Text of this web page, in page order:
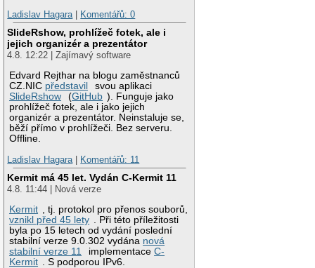
Ladislav Hagara | Komentářů: 0
SlideRshow, prohlížeč fotek, ale i
jejich organizér a prezentátor
4.8. 12:22 | Zajímavý software
Edvard Rejthar na blogu zaměstnanců
CZ.NIC představil
svou aplikaci
SlideRshow
(GitHub ). Funguje jako
prohlížeč fotek, ale i jako jejich
organizér a prezentátor. Neinstaluje se,
běží přímo v prohlížeči. Bez serveru.
Offline.
Ladislav Hagara | Komentářů: 11
Kermit má 45 let. Vydán C-Kermit 11
4.8. 11:44 | Nová verze
Kermit , tj. protokol pro přenos souborů,
vznikl před 45 lety . Při této příležitosti
byla po 15 letech od vydání poslední
stabilní verze 9.0.302 vydána nová
stabilní verze 11
implementaceC-
Kermit . S podporou IPv6.